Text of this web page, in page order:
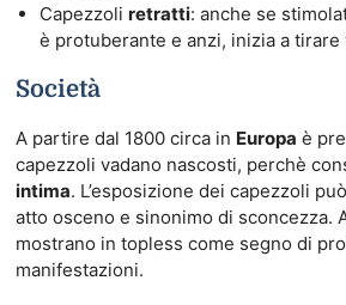
Capezzoli retratti: anche se
è protuberante e anzi, inizia a tirare
Società
A partire dal 1800 circa in Europa è
capezzoli vadano nascosti, perchè
intima. L’esposizione dei capezzoli
atto osceno e sinonimo di sconcezza.
mostrano in topless come segno di
manifestazioni.